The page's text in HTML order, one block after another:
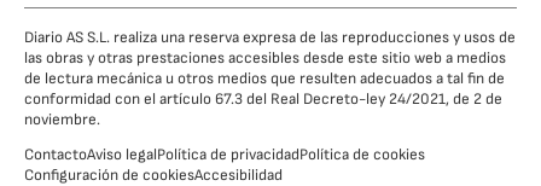
Diario AS S.L. realiza una reserva expresa de las reproducciones y usos de
las obras y otras prestaciones accesibles desde este sitio web a medios
de lectura mecánica u otros medios que resulten adecuados a tal fin de
conformidad con el artículo 67.3 del Real Decreto-ley 24/2021, de 2 de
noviembre.
ContactoAviso legalPolítica de privacidadPolítica de cookies
Configuración de cookiesAccesibilidad